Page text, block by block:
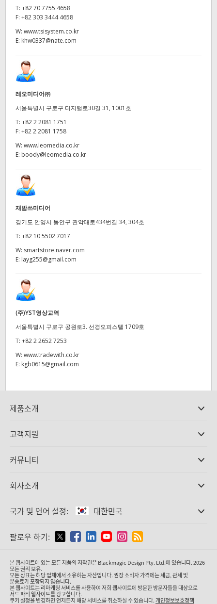
T: +82 70 7755 4658
F: +82 303 3444 4658
W: www.tsisystem.co.kr
E: khw0337@nate.com
레오미디어㈜
서울특별시 구로구 디지털로30길 31, 1001호
T: +82 2 2081 1751
F: +82 2 2081 1758
W: www.leomedia.co.kr
E: boody@leomedia.co.kr
재밤쓰미디어
경기도 안양시 동안구 관악대로434번길 34, 304호
T: +82 10 5502 7017
W: smartstore.naver.com
E: layg255@gmail.com
(주)YST영상교역
서울특별시 구로구 공원로3. 선경오피스텔 1709호
T: +82 2 2652 7253
W: www.tradewith.co.kr
E: kgb0615@gmail.com
제품소개
DaVinci Resolve와 Fusion 소프트웨어
Ultimatte
캡쳐 및 재생
표준 변환
네트워크 스토리지
라우팅 및 분배
스트리밍·인코딩
고객지원
고객지원 센터
커뮤니티
회사소개
회사 소개
미디어
국가 및 언어 설정: 대한민국
국가 및 언어를 설정하세요
Australia
Austria
팔로우 하기:
본 웹사이트에 있는 모든 제품의 저작권은 Blackmagic Design Pty. Ltd.에 있습니다. 2026
모든 권리 보유.
모든 상표는 해당 업체에서 소유하는 자산입니다. 권장 소비자 가격에는 세금, 관세 및
운송료가 포함되지 않습니다.
본 웹사이트는 리마케팅 서비스를 사용하여 저희 웹사이트에 방문한 방문자들을 대상으로
서드 파티 웹사이트를 광고합니다.
쿠키 설정을 변경하면 언제든지 해당 서비스를 취소하실 수 있습니다.개인정보보호정책